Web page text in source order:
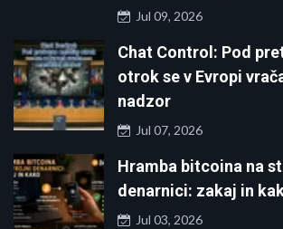
Jul 09, 2026
Chat Control: Pod
otrok se v Evropi
nadzor
Jul 07, 2026
Hramba bitcoina na
denarnici: zakaj in
Jul 03, 2026